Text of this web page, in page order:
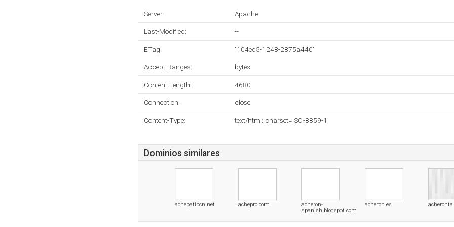
Server: Apache
Last-Modified: --
ETag: "104ed5-1248-2875a440"
Accept-Ranges: bytes
Content-Length: 4680
Connection: close
Content-Type: text/html; charset=ISO-8859-1
Dominios similares
achepatibcn.net achepro.com
acheron-
spanish.blogspot.com
acheron.es